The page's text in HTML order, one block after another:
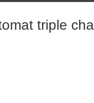
triple